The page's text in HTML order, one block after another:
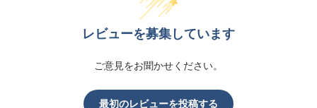
レビューを募集しています
ご意見をお聞かせください。
最初のレビューを投稿する